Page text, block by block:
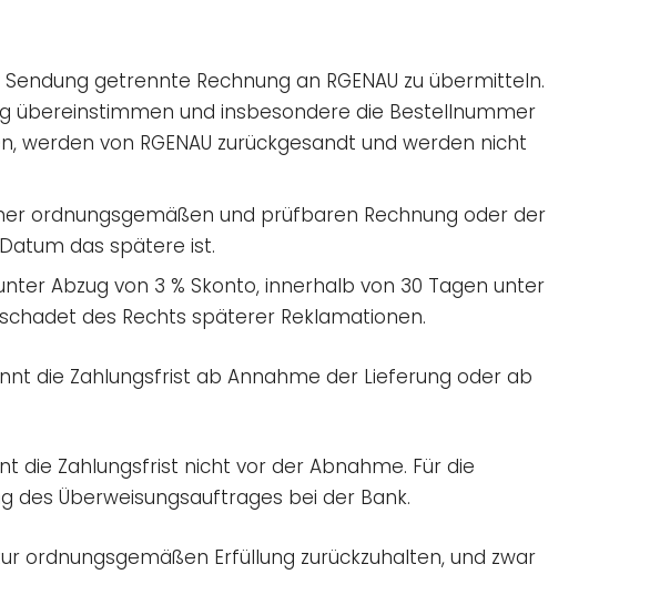
getrennte Rechnung an RGENAU zu übermitteln.
übereinstimmen und insbesondere die Bestellnummer
werden von RGENAU zurückgesandt und werden nicht
ordnungsgemäßen und prüfbaren Rechnung oder der
das spätere ist.
Abzug von 3 % Skonto, innerhalb von 30 Tagen unter
des Rechts späterer Reklamationen.
die Zahlungsfrist ab Annahme der Lieferung oder ab
Zahlungsfrist nicht vor der Abnahme. Für die
des Überweisungsauftrages bei der Bank.
ordnungsgemäßen Erfüllung zurückzuhalten, und zwar